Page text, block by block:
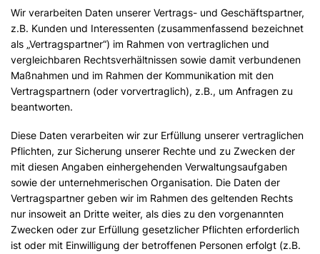
Wir verarbeiten Daten unserer Vertrags- und Geschäftspartner,
z.B. Kunden und Interessenten (zusammenfassend bezeichnet
als „Vertragspartner“) im Rahmen von vertraglichen und
vergleichbaren Rechtsverhältnissen sowie damit verbundenen
Maßnahmen und im Rahmen der Kommunikation mit den
Vertragspartnern (oder vorvertraglich), z.B., um Anfragen zu
beantworten.
Diese Daten verarbeiten wir zur Erfüllung unserer vertraglichen
Pflichten, zur Sicherung unserer Rechte und zu Zwecken der
mit diesen Angaben einhergehenden Verwaltungsaufgaben
sowie der unternehmerischen Organisation. Die Daten der
Vertragspartner geben wir im Rahmen des geltenden Rechts
nur insoweit an Dritte weiter, als dies zu den vorgenannten
Zwecken oder zur Erfüllung gesetzlicher Pflichten erforderlich
ist oder mit Einwilligung der betroffenen Personen erfolgt (z.B.